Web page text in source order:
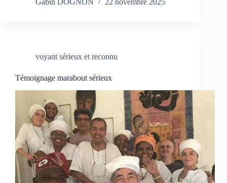
Gabin DOGNON 22 novembre 2025
voyant sérieux et reconnu
Témoignage marabout sérieux